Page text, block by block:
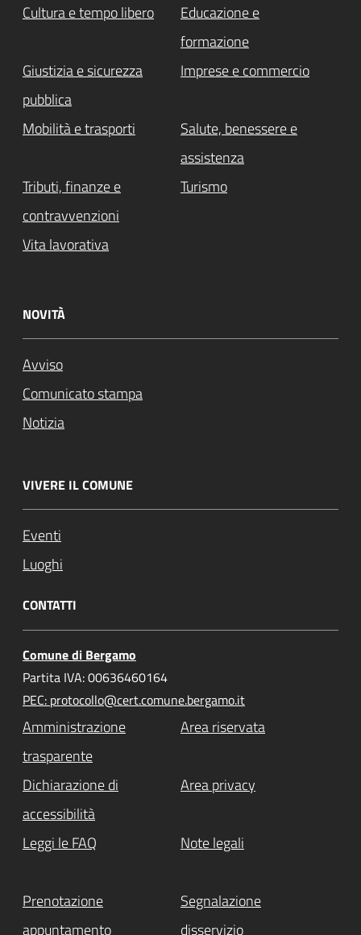
Cultura e tempo libero
Educazione e
formazione
Giustizia e sicurezza
pubblica
Imprese e commercio
Mobilità e trasporti
Salute, benessere e
assistenza
Tributi, finanze e
contravvenzioni
Turismo
Vita lavorativa
NOVITÀ
Avviso
Comunicato stampa
Notizia
VIVERE IL COMUNE
Eventi
Luoghi
CONTATTI
Comune di Bergamo
Partita IVA: 00636460164
PEC: protocollo@cert.comune.bergamo.it
Amministrazione
trasparente
Area riservata
Dichiarazione di
accessibilità
Area privacy
Leggi le FAQ Note legali
Prenotazione
appuntamento
Segnalazione
disservizio